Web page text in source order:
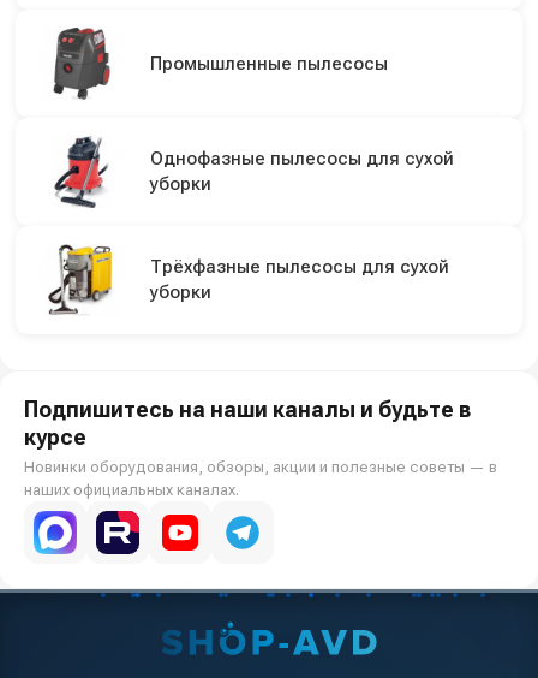
Промышленные пылесосы
Однофазные пылесосы для сухой
уборки
Трёхфазные пылесосы для сухой
уборки
Подпишитесь на наши каналы и будьте в
курсе
Новинки оборудования, обзоры, акции и полезные советы — в
наших официальных каналах.